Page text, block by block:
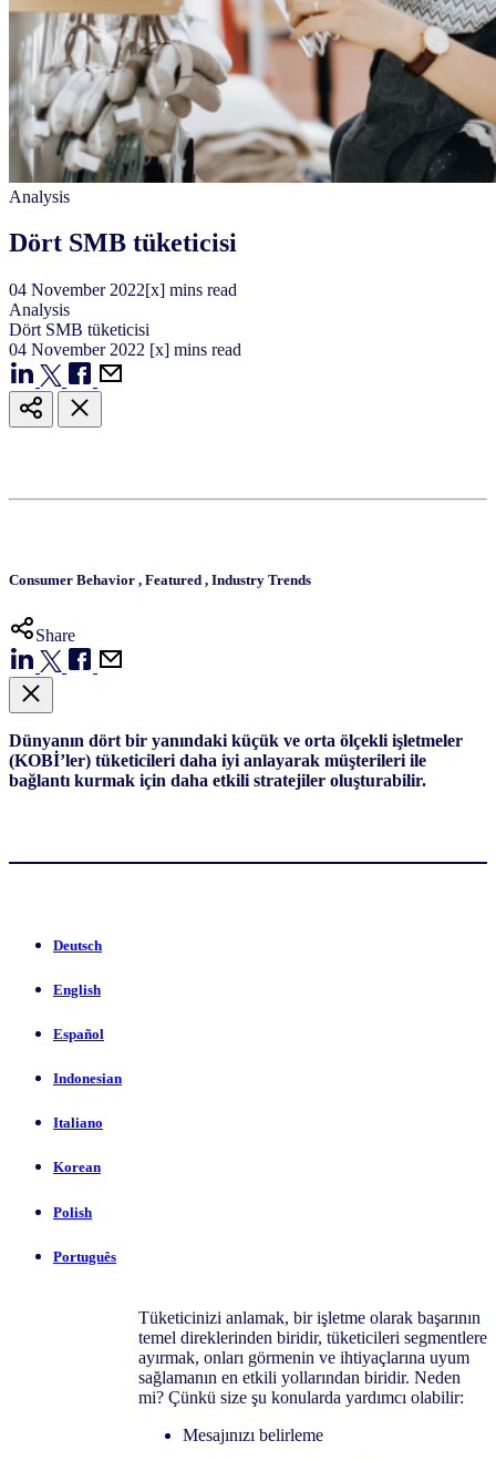
Analysis
Dört SMB tüketicisi
04 November 2022[x] mins read
Analysis
Dört SMB tüketicisi
04 November 2022 [x] mins read
Consumer Behavior , Featured , Industry Trends
Share
Dünyanın dört bir yanındaki küçük ve orta ölçekli işletmeler
(KOBİ’ler) tüketicileri daha iyi anlayarak müşterileri ile
bağlantı kurmak için daha etkili stratejiler oluşturabilir.
Deutsch
English
Español
Indonesian
Italiano
Korean
Polish
Português
Tüketicinizi anlamak, bir işletme olarak başarının
temel direklerinden biridir, tüketicileri segmentlere
ayırmak, onları görmenin ve ihtiyaçlarına uyum
sağlamanın en etkili yollarından biridir. Neden
mi? Çünkü size şu konularda yardımcı olabilir:
Mesajınızı belirleme